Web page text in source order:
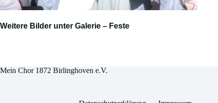
Weitere Bilder unter Galerie – Feste
Mein Chor 1872 Birlinghoven e.V.